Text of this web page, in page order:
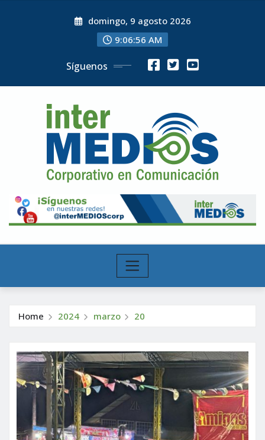
domingo, 9 agosto 2026
9:06:57 AM
Síguenos
Home 2024 marzo 20